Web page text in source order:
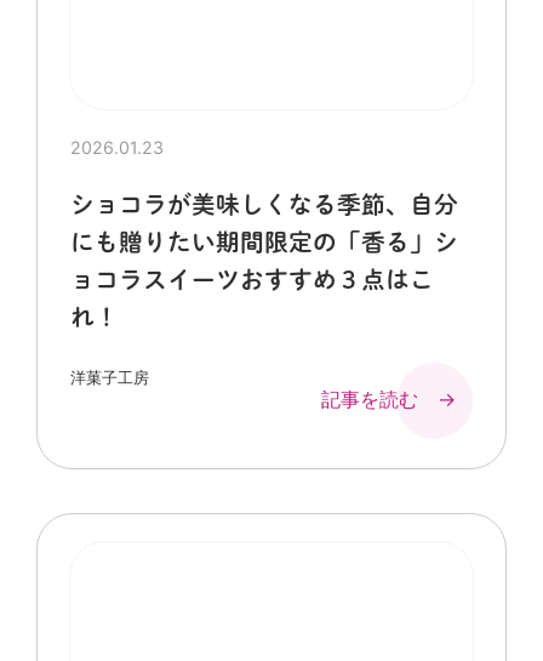
2026.01.23
ショコラが美味しくなる季節、自分
にも贈りたい期間限定の「香る」シ
ョコラスイーツおすすめ３点はこ
れ！
洋菓子工房
記事を読む →